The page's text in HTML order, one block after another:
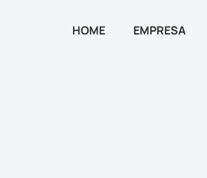
HOME EMPRESA